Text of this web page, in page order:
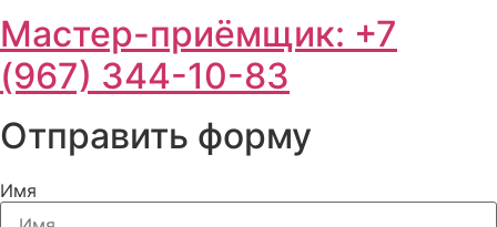
Мастер-приёмщик: +7
(967) 344-10-83
Отправить форму
Имя